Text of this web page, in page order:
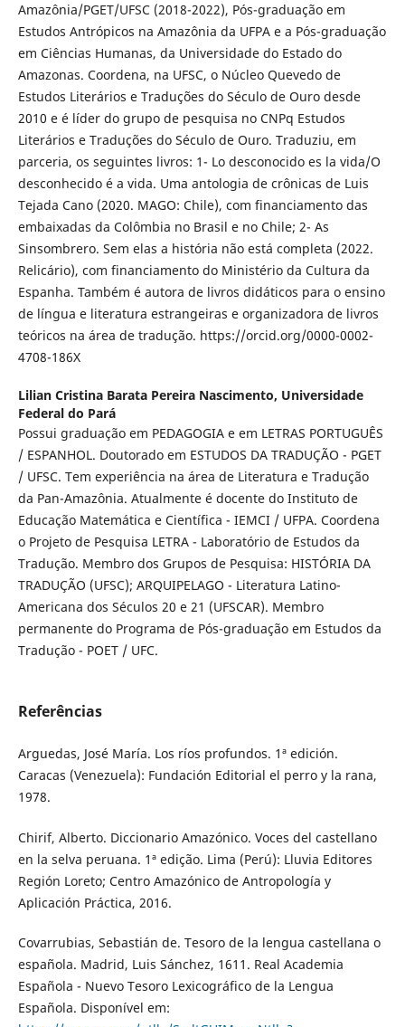
Amazônia/PGET/UFSC (2018-2022), Pós-graduação em
Estudos Antrópicos na Amazônia da UFPA e a Pós-graduação
em Ciências Humanas, da Universidade do Estado do
Amazonas. Coordena, na UFSC, o Núcleo Quevedo de
Estudos Literários e Traduções do Século de Ouro desde
2010 e é líder do grupo de pesquisa no CNPq Estudos
Literários e Traduções do Século de Ouro. Traduziu, em
parceria, os seguintes livros: 1- Lo desconocido es la vida/O
desconhecido é a vida. Uma antologia de crônicas de Luis
Tejada Cano (2020. MAGO: Chile), com financiamento das
embaixadas da Colômbia no Brasil e no Chile; 2- As
Sinsombrero. Sem elas a história não está completa (2022.
Relicário), com financiamento do Ministério da Cultura da
Espanha. Também é autora de livros didáticos para o ensino
de língua e literatura estrangeiras e organizadora de livros
teóricos na área de tradução. https://orcid.org/0000-0002-
4708-186X
Lilian Cristina Barata Pereira Nascimento, Universidade
Federal do Pará
Possui graduação em PEDAGOGIA e em LETRAS PORTUGUÊS
/ ESPANHOL. Doutorado em ESTUDOS DA TRADUÇÃO - PGET
/ UFSC. Tem experiência na área de Literatura e Tradução
da Pan-Amazônia. Atualmente é docente do Instituto de
Educação Matemática e Científica - IEMCI / UFPA. Coordena
o Projeto de Pesquisa LETRA - Laboratório de Estudos da
Tradução. Membro dos Grupos de Pesquisa: HISTÓRIA DA
TRADUÇÃO (UFSC); ARQUIPELAGO - Literatura Latino-
Americana dos Séculos 20 e 21 (UFSCAR). Membro
permanente do Programa de Pós-graduação em Estudos da
Tradução - POET / UFC.
Referências
Arguedas, José María. Los ríos profundos. 1ª edición.
Caracas (Venezuela): Fundación Editorial el perro y la rana,
1978.
Chirif, Alberto. Diccionario Amazónico. Voces del castellano
en la selva peruana. 1ª edição. Lima (Perú): Lluvia Editores
Región Loreto; Centro Amazónico de Antropología y
Aplicación Práctica, 2016.
Covarrubias, Sebastián de. Tesoro de la lengua castellana o
española. Madrid, Luis Sánchez, 1611. Real Academia
Española - Nuevo Tesoro Lexicográfico de la Lengua
Española. Disponível em: